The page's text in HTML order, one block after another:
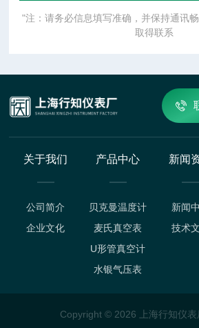
"注：请务必信息填写准确，并保持通讯
取得联系
关于我们
公司简介
企业文化
产品中心
贝克曼温度计
麦氏真空表
U形管真空计
水银气压表
新闻
新闻
技术
Copyright © 2026 上海行知仪表